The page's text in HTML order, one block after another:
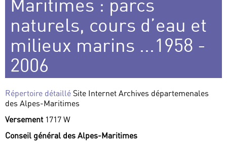
Maritimes : parcs
naturels, cours d’eau et
milieux marins ...1958 -
2006
Répertoire détaillé Site Internet Archives départemenales
des Alpes-Maritimes
Versement 1717 W
Conseil général des Alpes-Maritimes